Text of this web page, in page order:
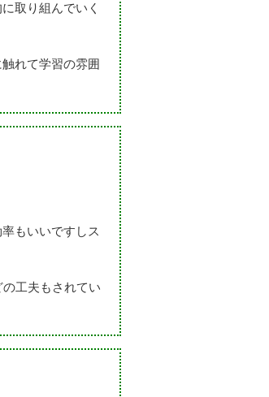
取り組んでいく
れて学習の雰囲
もいいですしス
工夫もされてい